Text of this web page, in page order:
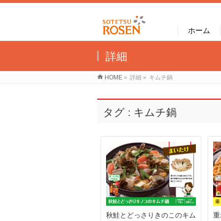
ホーム
詳細
HOME » 詳細 » キムチ鍋
タグ : キムチ鍋
秋鮭とどっさりきのこのキム